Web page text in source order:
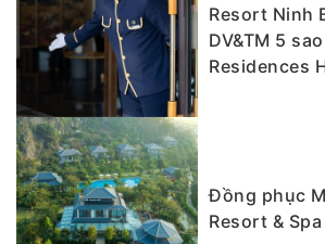
Resort Ninh
DV&TM 5
Residences
Đồng phục
Resort &